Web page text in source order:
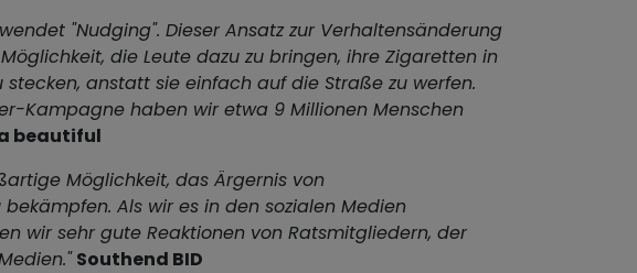
"Nudging". Dieser Ansatz zur Verhaltensänderung
die Leute dazu zu bringen, ihre Zigaretten in
stecken, anstatt sie einfach auf die Straße zu werfen.
Kampagne haben wir etwa 9 Millionen Menschen
beautiful
Möglichkeit, das Ärgernis von
Als wir es in den sozialen Medien
wir sehr gute Reaktionen von Ratsmitgliedern, der
Southend BID